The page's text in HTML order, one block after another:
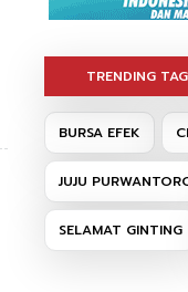
TRENDING
BURSA EFEK
JUJU
SELAMAT GINTING